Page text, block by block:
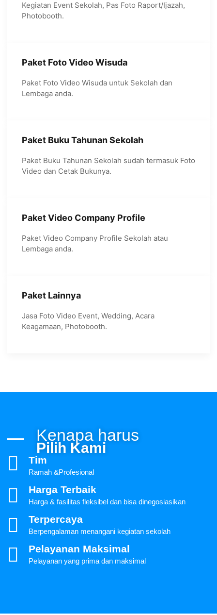
Kegiatan Event Sekolah, Pas Foto Raport/Ijazah,
Photobooth.
Paket Foto Video Wisuda
Paket Foto Video Wisuda untuk Sekolah dan
Lembaga anda.
Paket Buku Tahunan Sekolah
Paket Buku Tahunan Sekolah sudah termasuk Foto
Video dan Cetak Bukunya.
Paket Video Company Profile
Paket Video Company Profile Sekolah atau
Lembaga anda.
Paket Lainnya
Jasa Foto Video Event, Wedding, Acara
Keagamaan, Photobooth.
Kenapa harus
Pilih Kami
Tim
Ramah &Profesional
Harga Terbaik
Harga & fasilitas fleksibel dan bisa dinegosiasikan
Terpercaya
Berpengalaman menangani kegiatan sekolah
Pelayanan Maksimal
Pelayanan yang prima dan maksimal